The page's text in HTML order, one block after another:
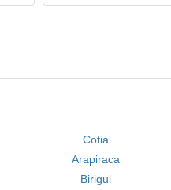
Cotia
Arapiraca
Birigui